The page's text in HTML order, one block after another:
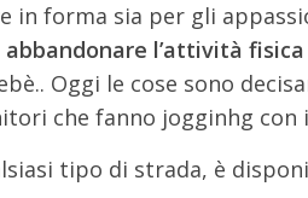
in forma sia per gli
abbandonare l’attività fisica
Oggi le cose sono
che fanno jogginhg con
tipo di strada, è